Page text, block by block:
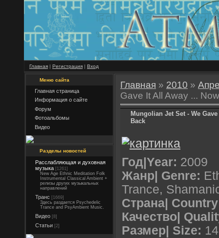
Главная | Регистрация | Вход
Меню сайта
Главная страница
Информация о сайте
Форум
Фотоальбомы
Видео
Разделы новостей
Расслабляющая и духовная
музыка [1261]
New Age Ethnic Meditation Folk
Instrumental Classical Ambient +
релизы других музыкальных
направлений
Транс [1669]
Здесь раздается Psychedelic
Trance and PsyAmbient Music.
Видео [8]
Статьи [2]
Главная » 2010 »
Gave It All Away ...
Mungolian Jet Set - We
Back
Год|Year: 2009
Жанр| Genre:
Trance,
Страна|
Качество|
Размер| Size: